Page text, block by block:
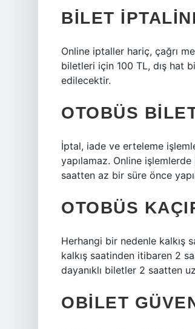
BILET
Online iptaller hariç, çağrı
biletleri için 100 TL, dış hat
edilecektir.
OTOBÜS
İptal, iade ve erteleme
yapılamaz. Online
saatten az bir süre önce
OTOBÜS
Herhangi bir nedenle kalkış
kalkış saatinden itibaren 2
dayanıklı biletler 2 saatten
OBILET